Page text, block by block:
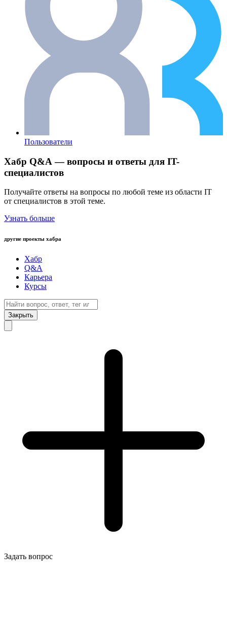
Пользователи
Хабр Q&A — вопросы и ответы для IT-
специалистов
Получайте ответы на вопросы по любой теме из области IT
от специалистов в этой теме.
Узнать больше
другие проекты хабра
Хабр
Q&A
Карьера
Курсы
Закрыть
Задать вопрос